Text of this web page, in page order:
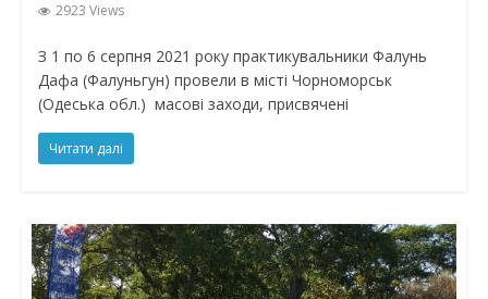
2923 Views
З 1 по 6 серпня 2021 року практикувальники Фалунь
Дафа (Фалуньгун) провели в місті Чорноморськ
(Одеська обл.) масові заходи, присвячені
Читати далі